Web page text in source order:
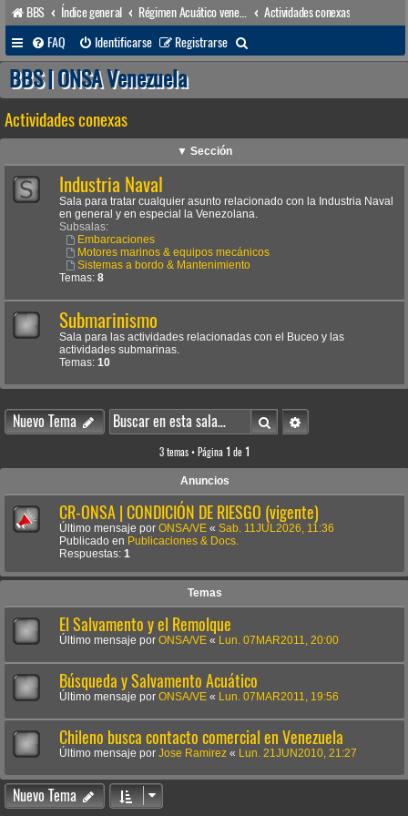
BBS Índice general Régimen Acuático venezolano
Actividades conexas
FAQ
Identificarse Registrarse
u
a
r
BBS | ONSA Venezuela
Actividades conexas
▼ Sección
Industria Naval
Sala para tratar cualquier asunto relacionado con la Industria Naval
en general y en especial la Venezolana.
Subsalas:
Embarcaciones
Motores marinos & equipos mecánicos
Sistemas a bordo & Mantenimiento
Temas: 8
Submarinismo
Sala para las actividades relacionadas con el Buceo y las
actividades submarinas.
Temas: 10
Nuevo Tema BuscarBúsqueda avanzada
3 temas • Página 1 de 1
Anuncios
CR-ONSA | CONDICIÓN DE RIESGO (vigente)
Último mensaje por ONSA/VE « Sab. 11JUL2026, 11:36
Publicado en Publicaciones & Docs.
Respuestas: 1
Temas
El Salvamento y el Remolque
Último mensaje por ONSA/VE « Lun. 07MAR2011, 20:00
Búsqueda y Salvamento Acuático
Último mensaje por ONSA/VE « Lun. 07MAR2011, 19:56
Chileno busca contacto comercial en Venezuela
Último mensaje por Jose Ramirez « Lun. 21JUN2010, 21:27
Nuevo Tema